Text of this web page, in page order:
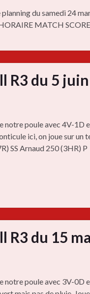
du samedi 24
MATCH
R3 du 5 juin
notre poule avec 4V-1D
ici, on joue sur un
SS Arnaud 250 (3HR) P
R3 du 15
notre poule avec 3V-0D